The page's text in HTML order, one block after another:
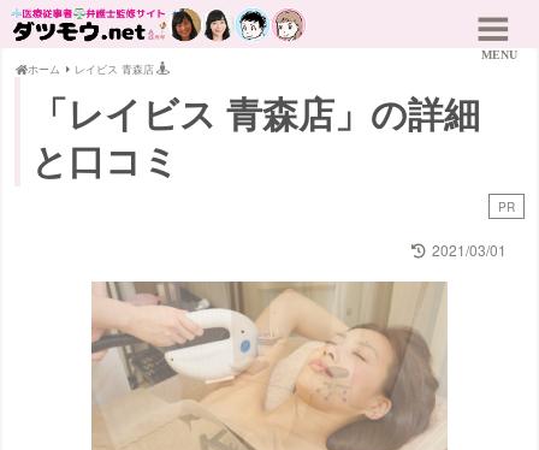
ホーム レイビス 青森店
「レイビス 青森店」の詳細
と口コミ
PR
2021/03/01